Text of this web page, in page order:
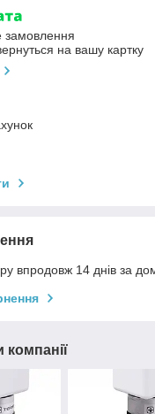
замовлення
на вашу картку
впродовж 14 днів за
компанії